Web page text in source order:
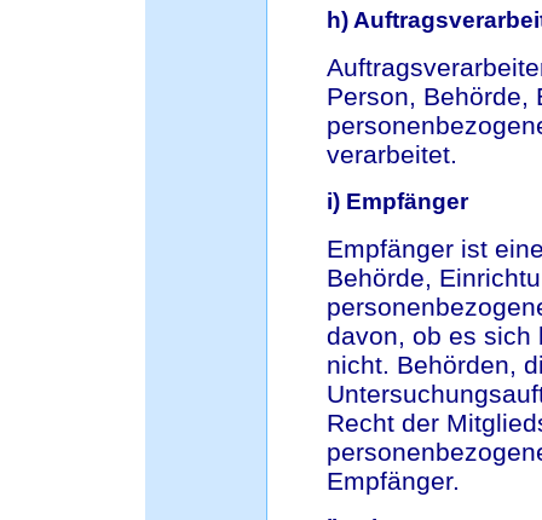
h)
Person, Behörde,
verarbeitet.
i) Empfänger
Empfänger ist
Behörde,
davon, ob es sich
nicht. Behörden,
Recht der
Empfänger.